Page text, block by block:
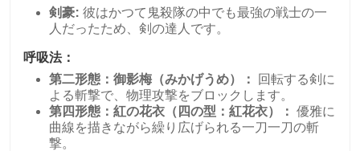
剣豪: 彼はかつて鬼殺隊の中でも最強の戦士の一
人だったため、剣の達人です。
呼吸法：
第二形態：御影梅（みかげうめ）：
回転する剣に
よる斬撃で、物理攻撃をブロックします。
第四形態：紅の花衣（四の型：紅花衣）： 優雅に
曲線を描きながら繰り広げられる一刀一刀の斬
撃。